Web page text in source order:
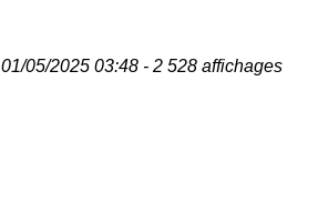
01/05/2025 03:48 - 2 528 affichages